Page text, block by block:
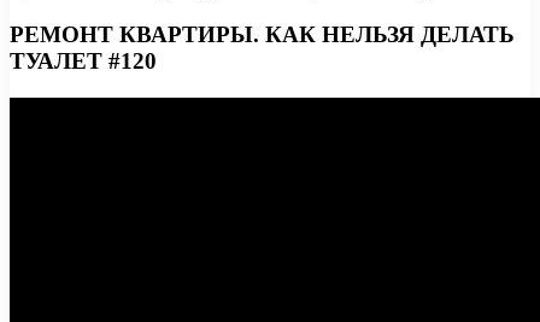
РЕМОНТ КВАРТИРЫ. КАК НЕЛЬЗЯ ДЕЛАТЬ
ТУАЛЕТ #120